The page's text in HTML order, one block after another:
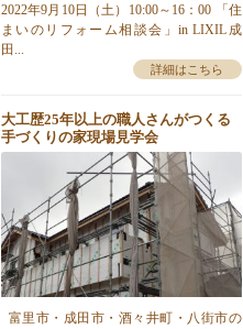
2022年9月10日（土）10:00～16：00 「住
まいのリフォーム相談会」in LIXIL成
田...
詳細はこちら
大工歴25年以上の職人さんがつくる
手づくりの家現場見学会
富里市・成田市・酒々井町・八街市の